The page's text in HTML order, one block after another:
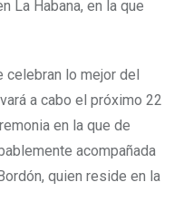
La Habana, en la que
celebran lo mejor del
a cabo el próximo 22
en la que de
acompañada
quien reside en la